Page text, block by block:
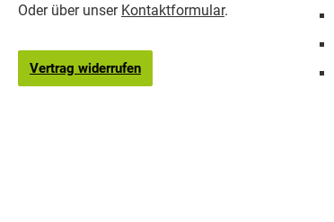
Oder über unser Kontaktformular.
Vertrag widerrufen